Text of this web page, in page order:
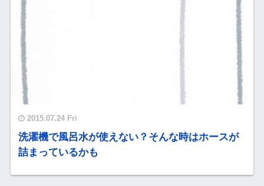
2015.07.24 Fri
洗濯機で風呂水が使えない？そんな時はホースが
詰まっているかも